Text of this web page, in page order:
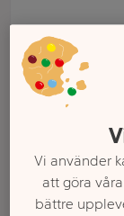
Vi använder
att göra
bättre